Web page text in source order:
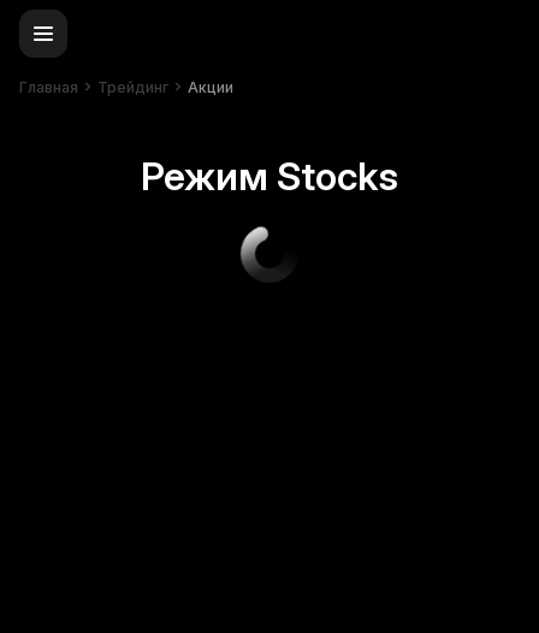
Главная Трейдинг Акции
Режим Stocks